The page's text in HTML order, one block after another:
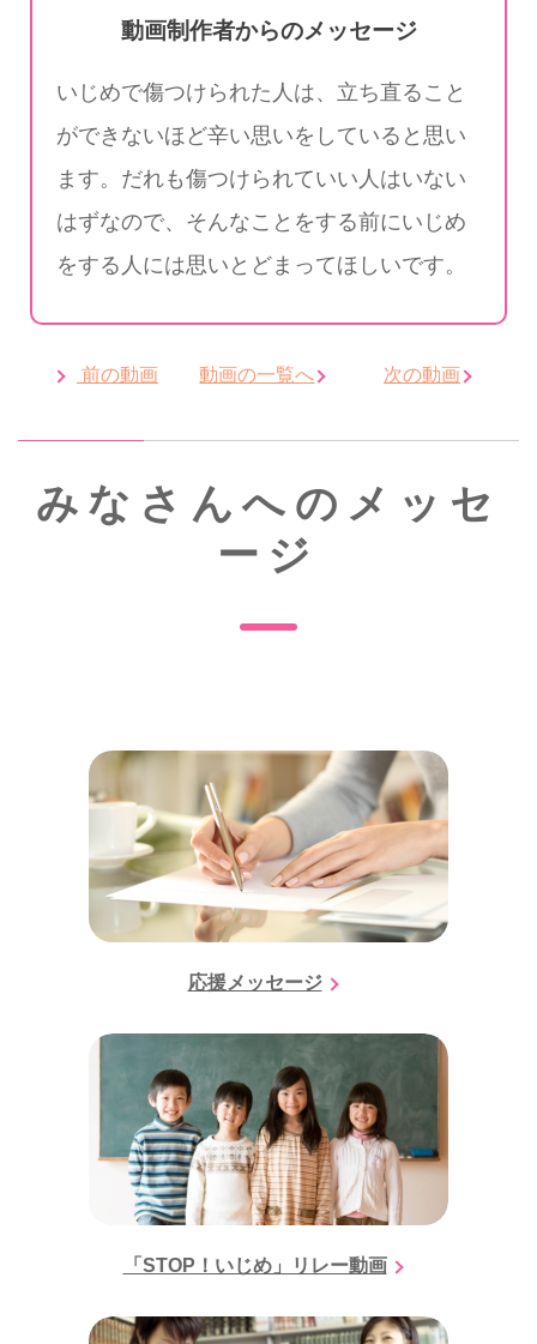
動画制作者からのメッセージ
いじめで傷つけられた人は、立ち直ること
ができないほど辛い思いをしていると思い
ます。だれも傷つけられていい人はいない
はずなので、そんなことをする前にいじめ
をする人には思いとどまってほしいです。
前の動画 動画の一覧へ 次の動画
みなさんへのメッセ
ージ
応援メッセージ
「STOP！いじめ」リレー動画